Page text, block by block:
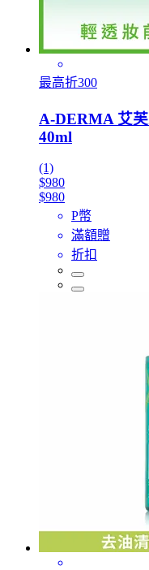
最高折300
A-DERMA 艾
40ml
(1)
$980
$980
P幣
滿額贈
折扣